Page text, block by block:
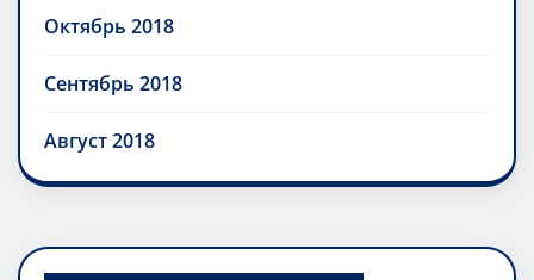
Октябрь 2018
Сентябрь 2018
Август 2018